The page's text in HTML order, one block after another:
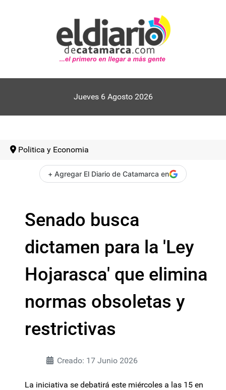
Jueves 6 Agosto 2026
Politica y Economia
+ Agregar El Diario de Catamarca en
Senado busca
dictamen para la 'Ley
Hojarasca' que elimina
normas obsoletas y
restrictivas
Creado: 17 Junio 2026
La iniciativa se debatirá este miércoles a las 15 en